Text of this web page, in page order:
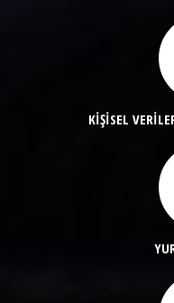
KİŞİSEL